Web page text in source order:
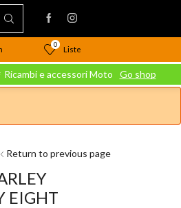
0
Liste
Ricambi e accessori Moto Go shop
Return to previous page
EIGHT